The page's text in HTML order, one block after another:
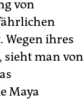
von
ihres
sieht man von
Maya